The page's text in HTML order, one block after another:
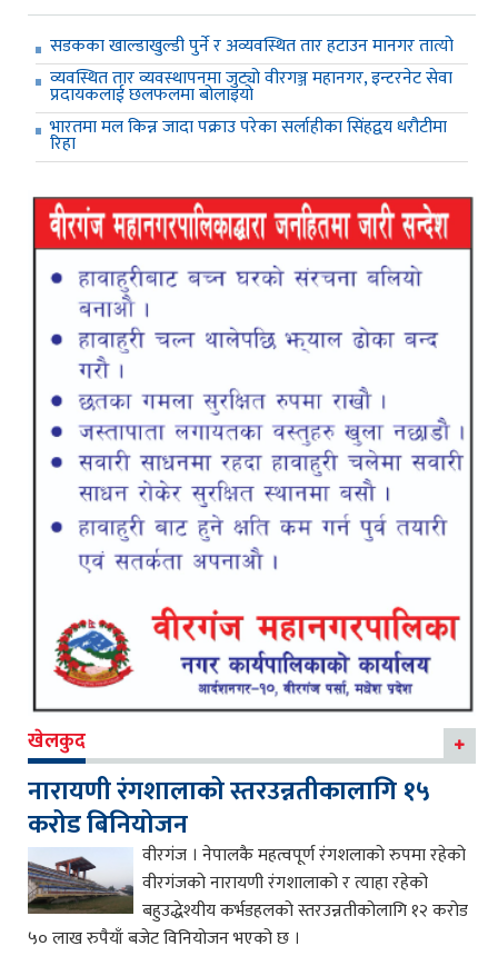
सडकका खाल्डाखुल्डी पुर्ने र अव्यवस्थित तार हटाउन मानगर तात्यो
व्यवस्थित तार व्यवस्थापनमा जुट्यो वीरगञ्ज महानगर, इन्टरनेट सेवा
प्रदायकलाई छलफलमा बोलाइयो
भारतमा मल किन्न जादा पक्राउ परेका सर्लाहीका सिंहद्वय धरौटीमा
रिहा
खेलकुद
नारायणी रंगशालाको स्तरउन्नतीकालागि १५
करोड बिनियोजन
वीरगंज । नेपालकै महत्वपूर्ण रंगशलाको रुपमा रहेको
वीरगंजको नारायणी रंगशालाको र त्याहा रहेको
बहुउद्धेश्यीय कर्भडहलको स्तरउन्नतीकोलागि १२ करोड
५० लाख रुपैयाँ बजेट विनियोजन भएको छ ।